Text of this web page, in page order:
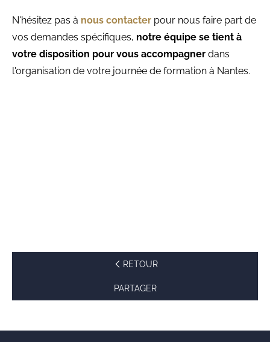
N'hésitez pas à nous contacter pour nous faire part de
vos demandes spécifiques, notre équipe se tient à
votre disposition pour vous accompagner dans
l'organisation de votre journée de formation à Nantes.
RETOUR
PARTAGER